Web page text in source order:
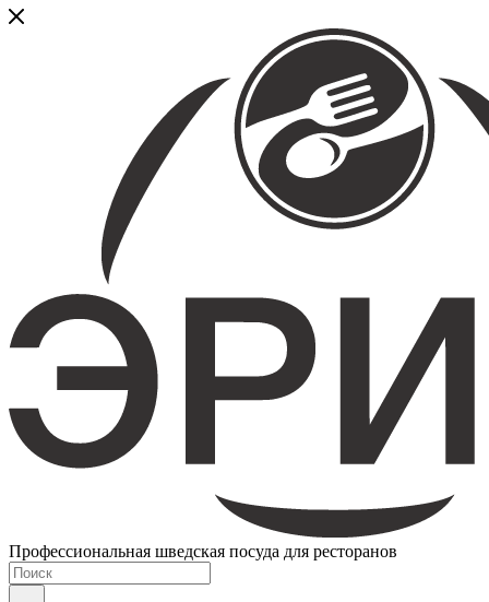
Профессиональная шведская посуда для ресторанов